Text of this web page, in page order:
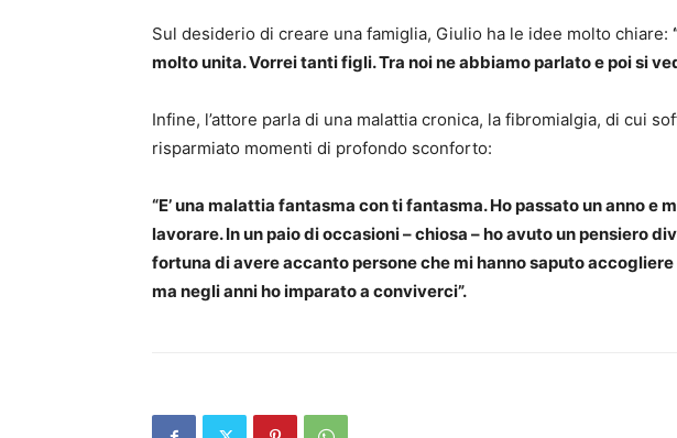
Sul desiderio di creare una famiglia, Giulio ha le idee molto chiare:
molto unita. Vorrei tanti figli. Tra noi ne abbiamo parlato e poi si
Infine, l’attore parla di una malattia cronica, la fibromialgia, di cui
risparmiato momenti di profondo sconforto:
“E’ una malattia fantasma conti fantasma. Ho passato un anno e
lavorare. In un paio di occasioni– chiosa –ho avuto un pensiero
fortuna di avere accanto persone che mi hanno saputo accogliere
ma negli anni ho imparato a conviverci”.